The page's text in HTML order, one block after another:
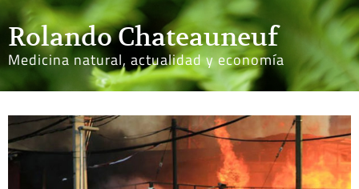
Rolando Chateauneuf
Medicina natural, actualidad y economía